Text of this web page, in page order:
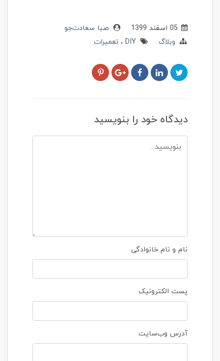
صبا سعادت‌جو
وبلاگ
DIY تعمیرات
دیدگاه خود را بنویسید
نام و نام خانوادگی
پست الکترونیک
آدرس وب‌سایت